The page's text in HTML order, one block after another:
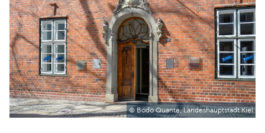
© Bodo Quante, Landeshauptstadt Kiel